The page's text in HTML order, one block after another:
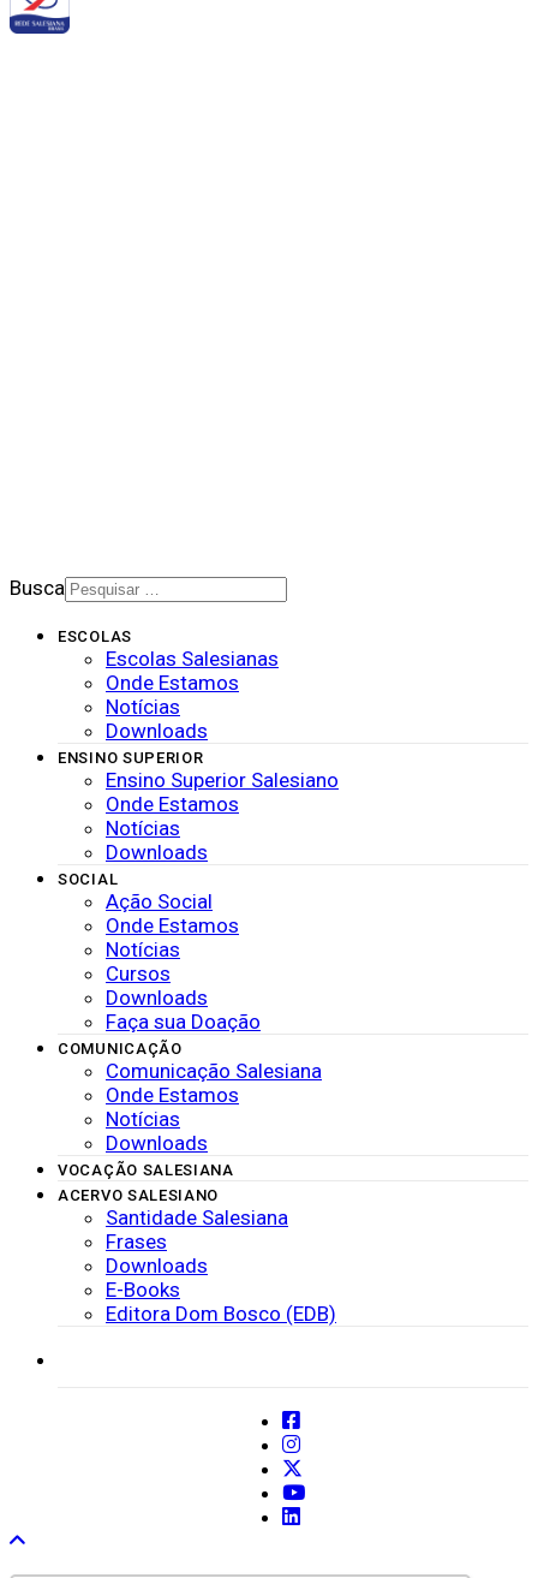
Busca
ESCOLAS
Escolas Salesianas
Onde Estamos
Notícias
Downloads
ENSINO SUPERIOR
Ensino Superior Salesiano
Onde Estamos
Notícias
Downloads
SOCIAL
Ação Social
Onde Estamos
Notícias
Cursos
Downloads
Faça sua Doação
COMUNICAÇÃO
Comunicação Salesiana
Onde Estamos
Notícias
Downloads
VOCAÇÃO SALESIANA
ACERVO SALESIANO
Santidade Salesiana
Frases
Downloads
E-Books
Editora Dom Bosco (EDB)